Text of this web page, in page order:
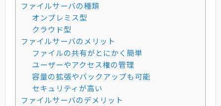
ファイルサーバの種類
オンプレミス型
クラウド型
ファイルサーバのメリット
ファイルの共有がとにかく簡単
ユーザーやアクセス権の管理
容量の拡張やバックアップも可能
セキュリティが高い
ファイルサーバのデメリット